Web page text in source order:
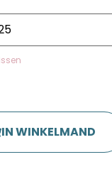
IN WINKELMAND